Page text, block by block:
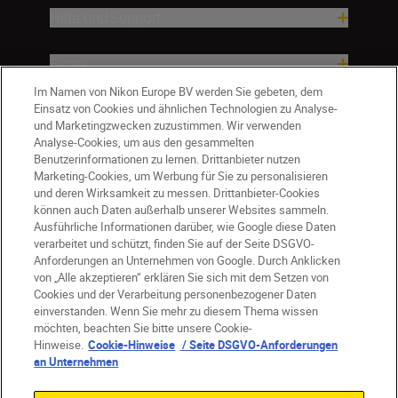
Firma
DE Nikon Sites
Kontakt
Datenschutzhinweis
Nutzungsbedingungen
Geschäftsbedingungen des Nikon Stores
Cookie-Hinweise
Barrierefreiheit
Im Namen von Nikon Europe BV werden Sie gebeten, dem
Einsatz von Cookies und ähnlichen Technologien zu Analyse-
und Marketingzwecken zuzustimmen. Wir verwenden
Analyse-Cookies, um aus den gesammelten
Benutzerinformationen zu lernen. Drittanbieter nutzen
Marketing-Cookies, um Werbung für Sie zu personalisieren
und deren Wirksamkeit zu messen. Drittanbieter-Cookies
können auch Daten außerhalb unserer Websites sammeln.
Ausführliche Informationen darüber, wie Google diese Daten
verarbeitet und schützt, finden Sie auf der Seite DSGVO-
Anforderungen an Unternehmen von Google. Durch Anklicken
von „Alle akzeptieren“ erklären Sie sich mit dem Setzen von
Cookies und der Verarbeitung personenbezogener Daten
einverstanden. Wenn Sie mehr zu diesem Thema wissen
möchten, beachten Sie bitte unsere Cookie-
Hinweise. Cookie-Hinweise / Seite DSGVO-Anforderungen
an Unternehmen